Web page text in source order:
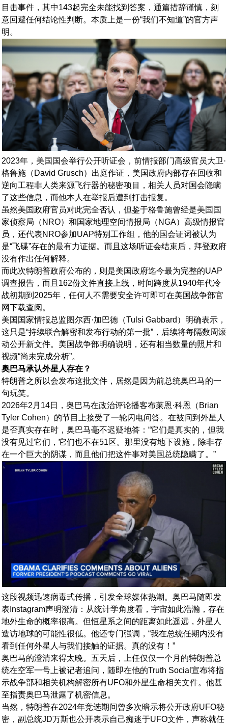
目击事件，其中143起完全未能找到答案，通篇措辞谨慎，刻
意回避任何结论性判断。本质上是一份“我们不知道”的官方声
明。
2023年，美国国会举行公开听证会，前情报部门高级官员大卫·
格鲁施（David Grusch）出庭作证，美国政府内部存在回收和
逆向工程非人类来源飞行器的秘密项目，相关人员对国会隐瞒
了这些信息，而他本人在举报后遭到打击报复。
虽然美国政府官员对此完全否认，但鉴于格鲁施曾经是美国国
家侦察局（NRO）和国家地理空间情报局（NGA）高级情报官
员，还代表NRO参加UAP特别工作组，他的国会证词被认为
是“飞碟”存在的最有力证据。而且这场听证会结束后，拜登政府
没有作出任何解释。
而此次特朗普政府公布的，则是美国政府迄今最为完整的UAP
调查报告，而且162份文件直接上线，时间跨度从1940年代冷
战初期到2025年，任何人不需要安全许可即可在美国战争部官
网下载查阅。
美国国家情报总监图尔西·加巴德（Tulsi Gabbard）明确表示，
这只是“持续联合解密和发布行动的第一批”，后续将每隔数周滚
动公开新文件。美国战争部明确说明，还有相当数量的照片和
视频“尚未完成分析”。
奥巴马承认外星人存在？
特朗普之所以会发布这批文件，居然是因为前总统奥巴马的一
句玩笑。
2026年2月14日，奥巴马在政治评论播客布莱恩·科恩（Brian
Tyler Cohen）的节目上接受了一轮闪电问答。在被问到外星人
是否真实存在时，奥巴马毫不迟疑地答：“它们是真实的，但我
没有见过它们，它们也不在51区。那里没有地下设施，除非存
在一个巨大的阴谋，而且他们把这件事对美国总统隐瞒了。”
这段视频迅速病毒式传播，引发全球媒体热潮。奥巴马随即发
表Instagram声明澄清：从统计学角度看，宇宙如此浩瀚，存在
地外生命的概率很高。但恒星系之间的距离如此遥远，外星人
造访地球的可能性很低。他还专门强调，“我在总统任期内没有
看到任何外星人与我们接触的证据。真的没有！”
奥巴马的澄清来得太晚。五天后，上任仅仅一个月的特朗普总
统在空军一号上被记者追问，随即在他的Truth Social宣布将指
示战争部和相关机构解密所有UFO和外星生命相关文件。他甚
至指责奥巴马泄露了机密信息。
当然，特朗普在2024年竞选期间曾多次暗示将公开政府UFO秘
密，副总统JD万斯也公开表示自己痴迷于UFO文件，声称就任